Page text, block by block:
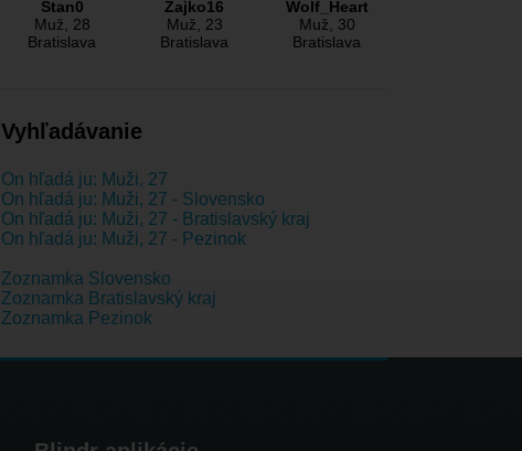
Stan0
Muž, 28
Bratislava
Zajko16
Muž, 23
Bratislava
Wolf_Heart
Muž, 30
Bratislava
Vyhľadávanie
On hľadá ju: Muži, 27
On hľadá ju: Muži, 27 - Slovensko
On hľadá ju: Muži, 27 - Bratislavský kraj
On hľadá ju: Muži, 27 - Pezinok
Zoznamka Slovensko
Zoznamka Bratislavský kraj
Zoznamka Pezinok